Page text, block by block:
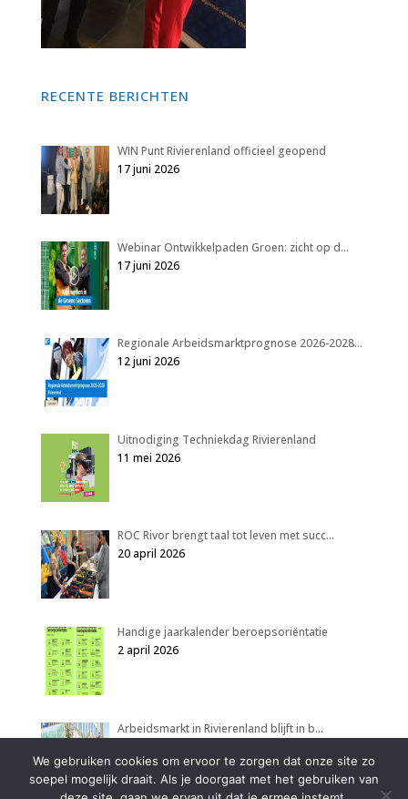
RECENTE BERICHTEN
WIN Punt Rivierenland officieel geopend
17 juni 2026
Webinar Ontwikkelpaden Groen: zicht op d…
17 juni 2026
Regionale Arbeidsmarktprognose 2026-2028…
12 juni 2026
Uitnodiging Techniekdag Rivierenland
11 mei 2026
ROC Rivor brengt taal tot leven met succ…
20 april 2026
Handige jaarkalender beroepsoriëntatie
2 april 2026
Arbeidsmarkt in Rivierenland blijft in b…
We gebruiken cookies om ervoor te zorgen dat onze site zo
soepel mogelijk draait. Als je doorgaat met het gebruiken van